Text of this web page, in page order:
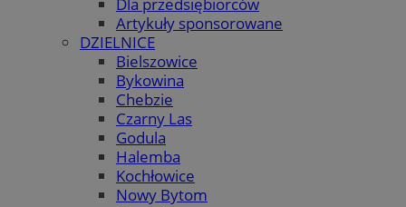
Artykuły sponsorowane
DZIELNICE
Bielszowice
Bykowina
Chebzie
Czarny Las
Godula
Halemba
Kochłowice
Nowy Bytom